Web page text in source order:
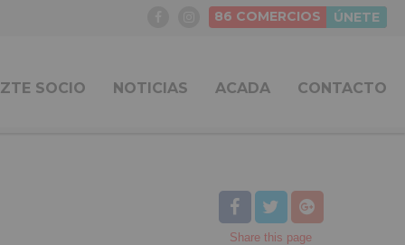
86 COMERCIOS ÚNETE
SOCIO NOTICIAS ACADA CONTACTO
Share this page